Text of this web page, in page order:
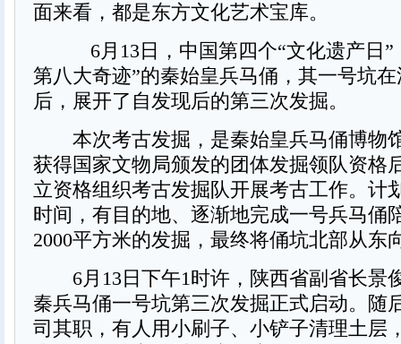
面来看，都是东方文化艺术宝库。
6月13日，中国第四个“文化遗产日”
第八大奇迹”的秦始皇兵马俑，其一号坑
后，展开了自发现后的第三次发掘。
本次考古发掘，是秦始皇兵马俑博物
获得国家文物局颁发的团体发掘领队资格
立资格组织考古发掘队开展考古工作。计
时间，有目的地、逐渐地完成一号兵马俑
2000平方米的发掘，最终将俑坑北部从东
6月13日下午1时许，陕西省副省长景
秦兵马俑一号坑第三次发掘正式启动。随
司其职，有人用小刷子、小铲子清理土层